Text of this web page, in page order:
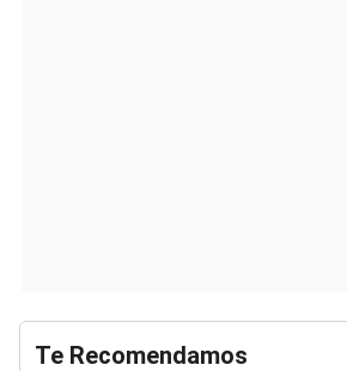
Te Recomendamos